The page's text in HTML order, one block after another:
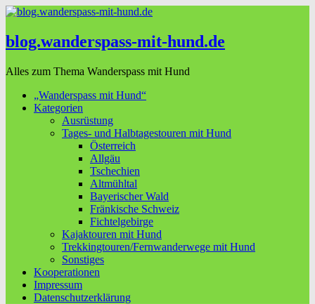
blog.wanderspass-mit-hund.de
Alles zum Thema Wanderspass mit Hund
„Wanderspass mit Hund“
Kategorien
Ausrüstung
Tages- und Halbtagestouren mit Hund
Österreich
Allgäu
Tschechien
Altmühltal
Bayerischer Wald
Fränkische Schweiz
Fichtelgebirge
Kajaktouren mit Hund
Trekkingtouren/Fernwanderwege mit Hund
Sonstiges
Kooperationen
Impressum
Datenschutzerklärung